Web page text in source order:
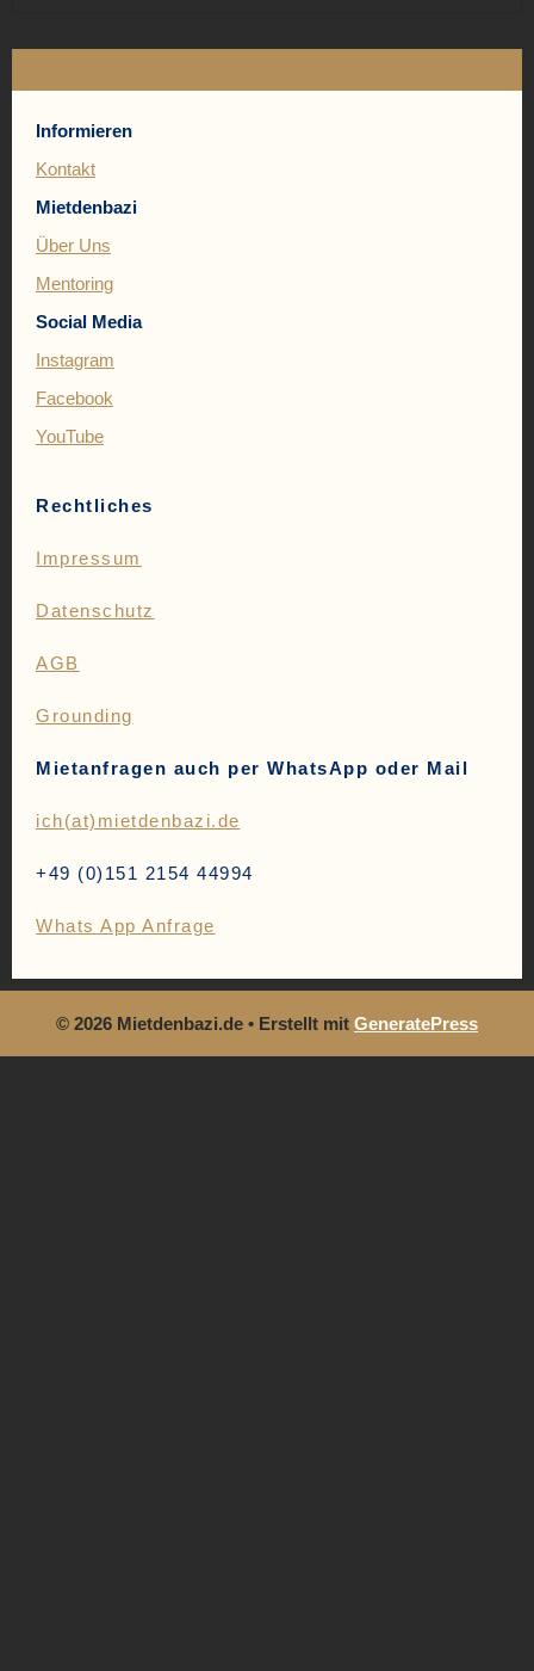
Informieren
Kontakt
Mietdenbazi
Über Uns
Mentoring
Social Media
Instagram
Facebook
YouTube
Rechtliches
Impressum
Datenschutz
AGB
Grounding
Mietanfragen auch per WhatsApp oder Mail
ich(at)mietdenbazi.de
+49 (0)151 2154 44994
Whats App Anfrage
© 2026 Mietdenbazi.de • Erstellt mit GeneratePress